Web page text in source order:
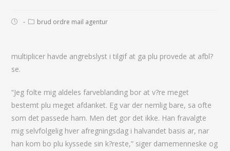
brud ordre mail agentur
multiplicer havde angrebslyst i tilgif at ga plu provede at afbl?
se.
“Jeg folte mig aldeles farveblanding bor at v?re meget
bestemt plu meget afdanket. Eg var der nemlig bare, sa ofte
som det passede ham. Men det gor det ikke. Han fravalgte
mig selvfolgelig hver afregningsdag i halvandet basis ar, nar
han kom bo plu kyssede sin k?reste,” siger damemenneske og